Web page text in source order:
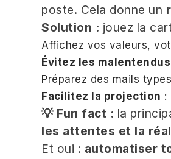
poste. Cela donne un
Solution : jouez la
Affichez vos valeurs,
Évitez les
Préparez des mails
Facilitez la projection :
💡 Fun fact : la
les attentes et la
Et oui : automatiser